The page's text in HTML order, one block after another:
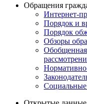
Обращения
Интернет-
Порядок и
Порядок
Обзоры
Обобщенная
Социальные